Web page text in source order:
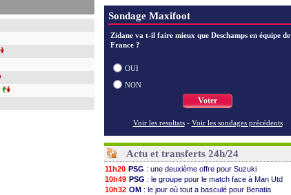
Sondage Maxifoot
Zidane va t-il faire mieux que Deschamps en équipe de
France ?
OUI
NON
Voter
Voir les resultats - Voir les sondages précédents
Actu et transferts 24h/24
11h20 PSG : une deuxième offre pour Suzuki
10h49 PSG : le groupe pour le match face à Man Utd
10h32 OM : le jour où tout a basculé pour Benatia